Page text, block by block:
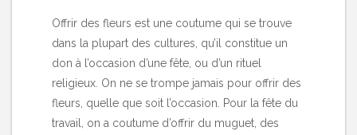
Offrir des fleurs est une coutume qui se trouve
dans la plupart des cultures, qu’il constitue un
don à l’occasion d’une fête, ou d’un rituel
religieux. On ne se trompe jamais pour offrir des
fleurs, quelle que soit l’occasion. Pour la fête du
travail, on a coutume d’offrir du muguet, des